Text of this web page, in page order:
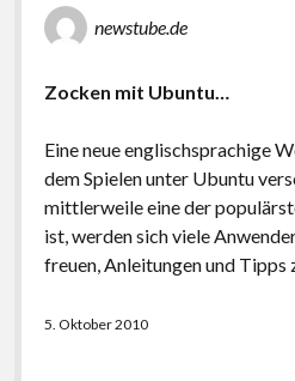
newstube.de
Zocken mit Ubuntu…
Eine neue englischsprachige
dem Spielen unter Ubuntu
mittlerweile eine der
ist, werden sich viele
freuen, Anleitungen und
5. Oktober 2010